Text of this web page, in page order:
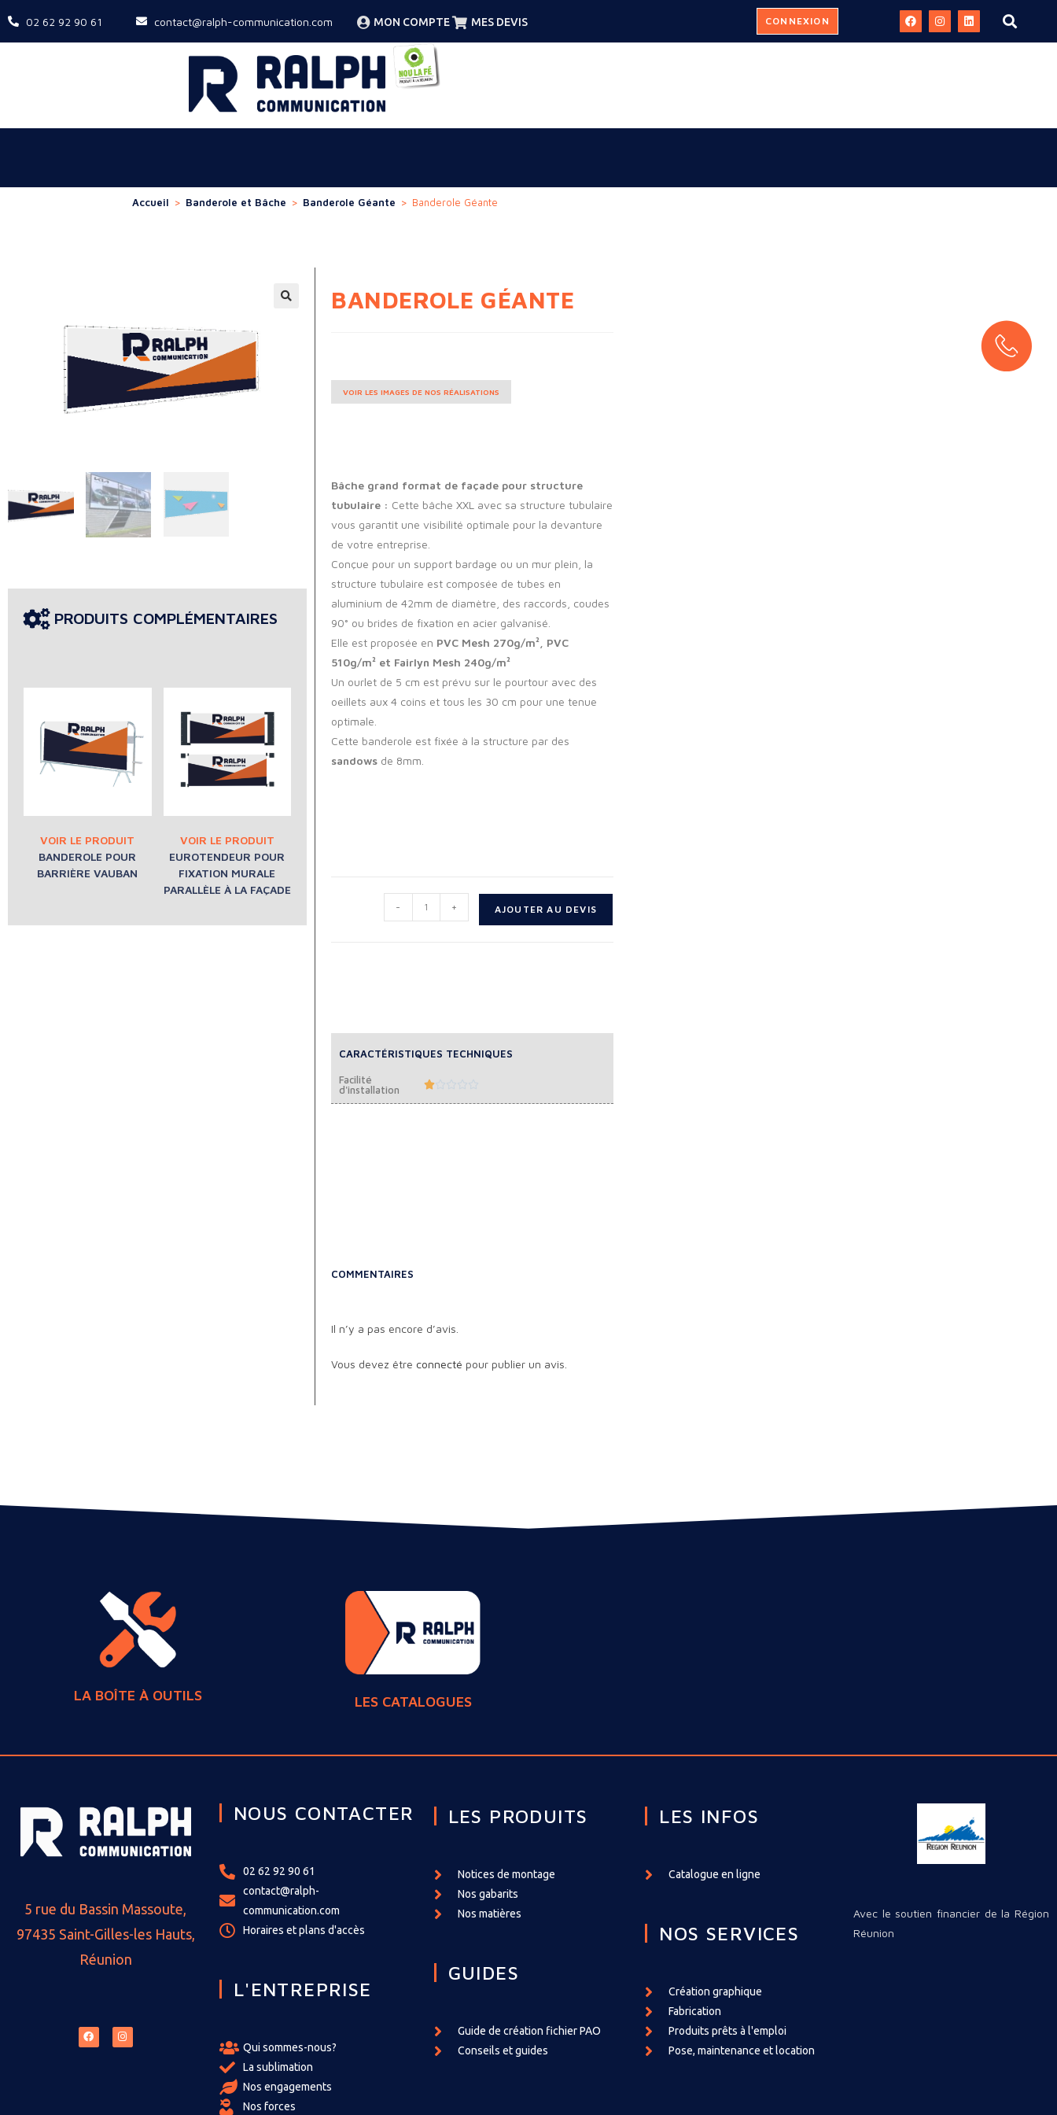
02 62 92 90 61 contact@ralph-communication.com MON COMPTE MES DEVIS CONNEXION
Accueil > Banderole et Bâche > Banderole Géante > Banderole Géante
PRODUITS COMPLÉMENTAIRES
BANDEROLE POUR
BARRIÈRE VAUBAN
EUROTENDEUR POUR
FIXATION MURALE
PARALLÈLE À LA FAÇADE
BANDEROLE GÉANTE
VOIR LES IMAGES DE NOS RÉALISATIONS
Bâche grand format de façade pour structure
tubulaire : Cette bâche XXL avec sa structure tubulaire
vous garantit une visibilité optimale pour la devanture
de votre entreprise.
Conçue pour un support bardage ou un mur plein, la
structure tubulaire est composée de tubes en
aluminium de 42mm de diamètre, des raccords, coudes
90° ou brides de fixation en acier galvanisé.
Elle est proposée en PVC Mesh 270g/m², PVC
510g/m² et Fairlyn Mesh 240g/m²
Un ourlet de 5 cm est prévu sur le pourtour avec des
oeillets aux 4 coins et tous les 30 cm pour une tenue
optimale.
Cette banderole est fixée à la structure par des
sandows de 8mm.
- + AJOUTER AU DEVIS
CARACTÉRISTIQUES TECHNIQUES
Facilité
d'installation

COMMENTAIRES
Il n’y a pas encore d’avis.
Vous devez être connecté pour publier un avis.
LA BOÎTE À OUTILS LES CATALOGUES
5 rue du Bassin Massoute,
97435 Saint-Gilles-les Hauts,
Réunion
NOUS CONTACTER
02 62 92 90 61
contact@ralph-
communication.com
Horaires et plans d'accès
L'ENTREPRISE
Qui sommes-nous?
La sublimation
Nos engagements
Nos forces
LES PRODUITS
Notices de montage
Nos gabarits
Nos matières
GUIDES
Guide de création fichier PAO
Conseils et guides
LES INFOS
Catalogue en ligne
NOS SERVICES
Création graphique
Fabrication
Produits prêts à l'emploi
Pose, maintenance et location
Avec le soutien financier de la Région
Réunion